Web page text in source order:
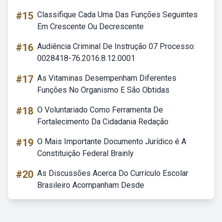
#15 Classifique Cada Uma Das Funções Seguintes
Em Crescente Ou Decrescente
#16 Audiência Criminal De Instrução 07 Processo:
0028418-76.2016.8.12.0001
#17 As Vitaminas Desempenham Diferentes
Funções No Organismo E São Obtidas
#18 O Voluntariado Como Ferramenta De
Fortalecimento Da Cidadania Redação
#19 O Mais Importante Documento Jurídico é A
Constituição Federal Brainly
#20 As Discussões Acerca Do Currículo Escolar
Brasileiro Acompanham Desde